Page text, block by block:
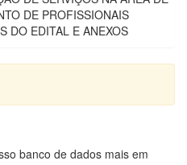
DE PROFISSIONAIS
DO EDITAL E ANEXOS
banco de dados mais em